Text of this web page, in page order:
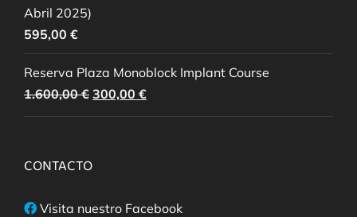
Abril 2025)
595,00 €
Reserva Plaza Monoblock Implant Course
1.600,00€ El
precio
300,00 €
precio
CONTACTO
Visita nuestro Facebook